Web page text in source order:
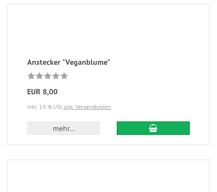
Anstecker "Veganblume"
EUR 8,00
inkl. 19 % USt zzgl. Versandkosten
mehr...